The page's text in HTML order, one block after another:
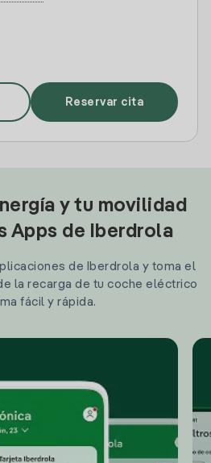
Reservar cita
y tu movilidad
Apps de Iberdrola
de Iberdrola y toma el
la recarga de tu coche eléctrico
fácil y rápida.